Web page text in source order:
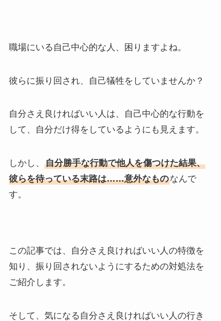
職場にいる自己中心的な人、困りますよね。
彼らに振り回され、自己犠牲をしていませんか？
自分さえ良ければいい人は、自己中心的な行動を
して、自分だけ得をしているようにも見えます。
しかし、 自分勝手な行動で他人を傷つけた結果、
彼らを待っている末路は……意外なものなんで
す。
この記事では、自分さえ良ければいい人の特徴を
知り、振り回されないようにするための対処法を
ご紹介します。
そして、気になる自分さえ良ければいい人の行き